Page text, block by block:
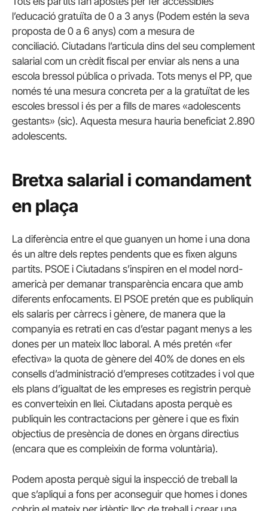
l’educació gratuïta de 0 a 3 anys (Podem estén la seva
proposta de 0 a 6 anys) com a mesura de
conciliació. Ciutadans l’articula dins del seu complement
salarial com un crèdit fiscal per enviar als nens a una
escola bressol pública o privada. Tots menys el PP, que
només té una mesura concreta per a la gratuïtat de les
escoles bressol i és per a fills de mares «adolescents
gestants» (sic). Aquesta mesura hauria beneficiat 2.890
adolescents.
Bretxa salarial i comandament
en plaça
La diferència entre el que guanyen un home i una dona
és un altre dels reptes pendents que es fixen alguns
partits. PSOE i Ciutadans s’inspiren en el model nord-
americà per demanar transparència encara que amb
diferents enfocaments. El PSOE pretén que es publiquin
els salaris per càrrecs i gènere, de manera que la
companyia es retrati en cas d’estar pagant menys a les
dones per un mateix lloc laboral. A més pretén «fer
efectiva» la quota de gènere del 40% de dones en els
consells d’administració d’empreses cotitzades i vol que
els plans d’igualtat de les empreses es registrin perquè
es converteixin en llei. Ciutadans aposta perquè es
publiquin les contractacions per gènere i que es fixin
objectius de presència de dones en òrgans directius
(encara que es compleixin de forma voluntària).
Podem aposta perquè sigui la inspecció de treball la
que s’apliqui a fons per aconseguir que homes i dones